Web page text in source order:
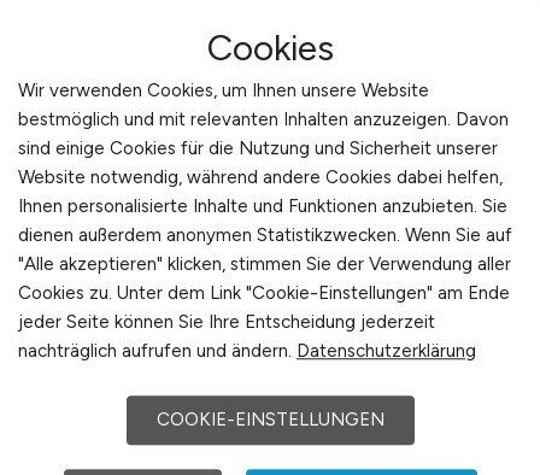
Für Arbeitnehmer
Für Arbeitgeber
Stellenanzeigen schalten
Mediadaten & Konditionen
Arbeitgeber Seite
Arbeitgeber Kontakt
Karrierenetzwerk
Cookies
Wir verwenden Cookies, um Ihnen unsere Website
bestmöglich und mit relevanten Inhalten anzuzeigen. Davon
sind einige Cookies für die Nutzung und Sicherheit unserer
Website notwendig, während andere Cookies dabei helfen,
Ihnen personalisierte Inhalte und Funktionen anzubieten. Sie
dienen außerdem anonymen Statistikzwecken. Wenn Sie auf
"Alle akzeptieren" klicken, stimmen Sie der Verwendung aller
Cookies zu. Unter dem Link "Cookie-Einstellungen" am Ende
jeder Seite können Sie Ihre Entscheidung jederzeit
nachträglich aufrufen und ändern. Datenschutzerklärung
COOKIE-EINSTELLUNGEN